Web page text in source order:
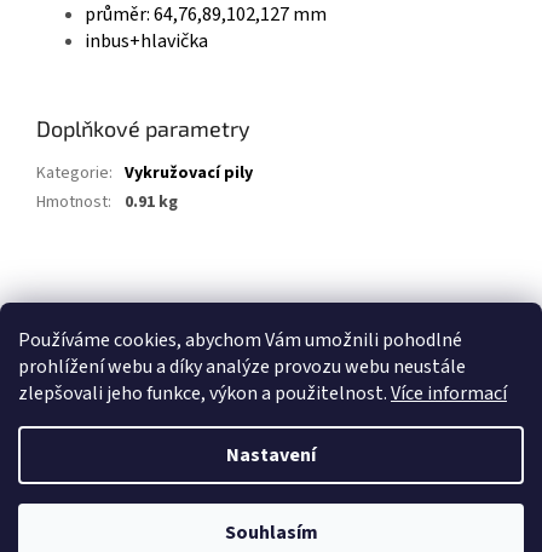
Používáme cookies, abychom Vám umožnili pohodlné
prohlížení webu a díky analýze provozu webu neustále
zlepšovali jeho funkce, výkon a použitelnost.Více informací
Nastavení
Souhlasím
průměr: 64,76,89,102,127 mm
inbus+hlavička
Doplňkové parametry
Kategorie: Vykružovací pily
Hmotnost: 0.91 kg
á
Vytvořil Shoptet
Stavebniny Vedesta. Všechna práva vyhrazena.